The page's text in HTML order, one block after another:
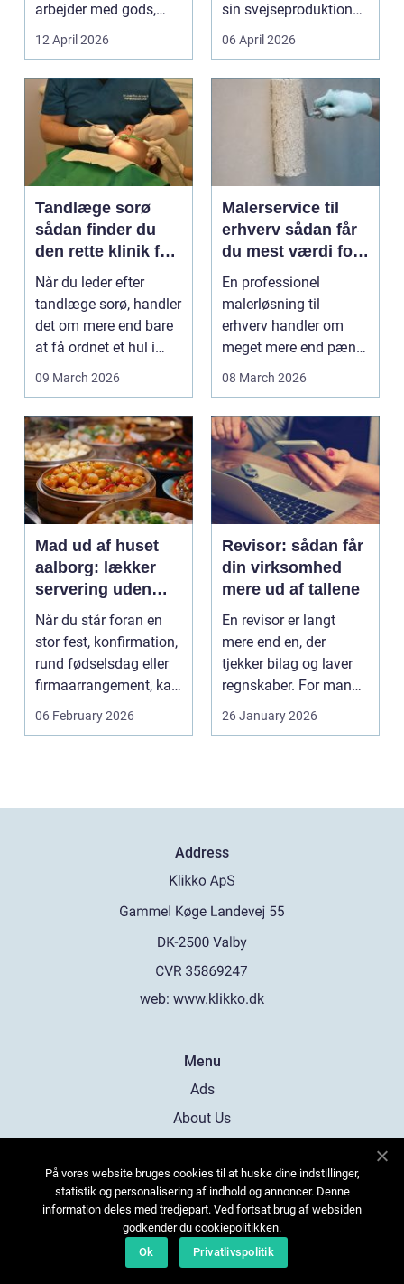
arbejder med gods,
skrot eller ...
12 April 2026
sin svejseproduktion
sikkert, ensartet og ...
06 April 2026
Tandlæge sorø
sådan finder du
den rette klinik for
dig
Når du leder efter
tandlæge sorø, handler
det om mere end bare
at få ordnet et hul i
tanden. For man...
09 March 2026
Malerservice til
erhverv sådan får
du mest værdi for
pengene
En professionel
malerløsning til
erhverv handler om
meget mere end pæne
vægge. Malerarbejde
08 March 2026
Mad ud af huset
aalborg: lækker
servering uden
stress
Når du står foran en
stor fest, konfirmation,
rund fødselsdag eller
firmaarrangement, kan
planlægnin...
06 February 2026
Revisor: sådan får
din virksomhed
mere ud af tallene
En revisor er langt
mere end en, der
tjekker bilag og laver
regnskaber. For mange
mindre og mellemst...
26 January 2026
Address
web: www.klikko.dk
Menu
Ads
About Us
Contact
Sitemap
På vores website bruges cookies til at huske dine indstillinger,
statistik og personalisering af indhold og annoncer. Denne
information deles med tredjepart. Ved fortsat brug af websiden
godkender du cookiepolitikken.
Ok
Privatlivspolitik